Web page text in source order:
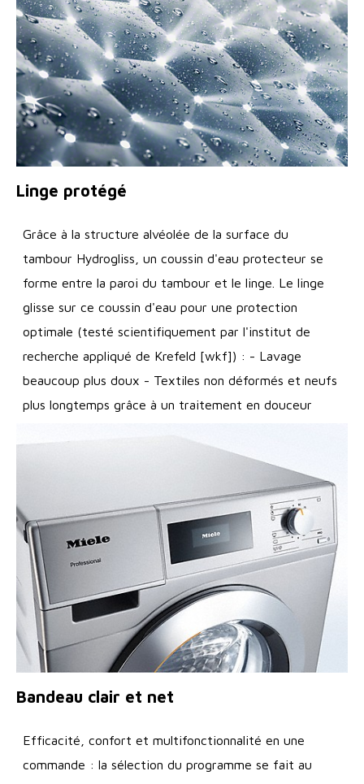
Linge protégé
Grâce à la structure alvéolée de la surface du
tambour Hydrogliss, un coussin d'eau protecteur se
forme entre la paroi du tambour et le linge. Le linge
glisse sur ce coussin d'eau pour une protection
optimale (testé scientifiquement par l'institut de
recherche appliqué de Krefeld [wkf]) : - Lavage
beaucoup plus doux - Textiles non déformés et neufs
plus longtemps grâce à un traitement en douceur
Bandeau clair et net
Efficacité, confort et multifonctionnalité en une
commande : la sélection du programme se fait au